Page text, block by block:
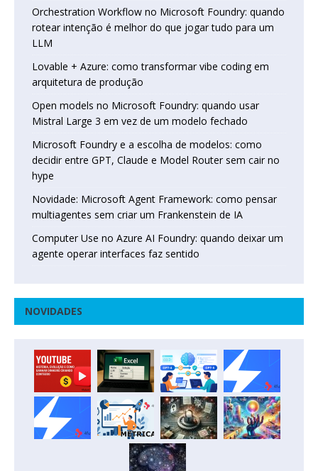
Orchestration Workflow no Microsoft Foundry: quando
rotear intenção é melhor do que jogar tudo para um
LLM
Lovable + Azure: como transformar vibe coding em
arquitetura de produção
Open models no Microsoft Foundry: quando usar
Mistral Large 3 em vez de um modelo fechado
Microsoft Foundry e a escolha de modelos: como
decidir entre GPT, Claude e Model Router sem cair no
hype
Novidade: Microsoft Agent Framework: como pensar
multiagentes sem criar um Frankenstein de IA
Computer Use no Azure AI Foundry: quando deixar um
agente operar interfaces faz sentido
NOVIDADES